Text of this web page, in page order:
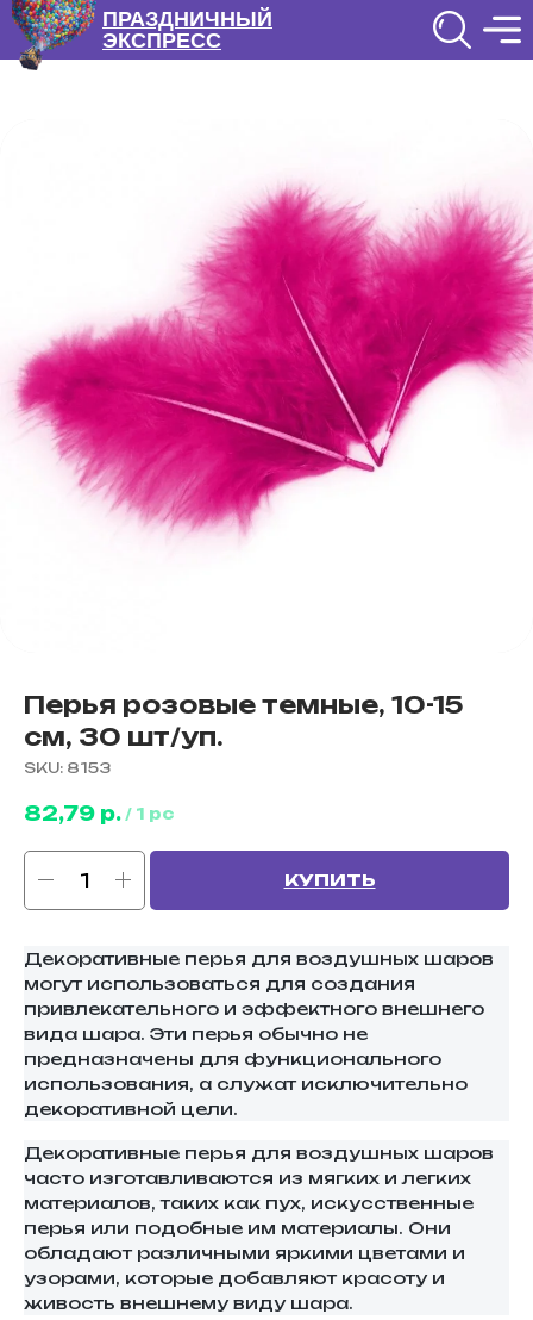
ПРАЗДНИЧНЫЙ
ЭКСПРЕСС
Перья розовые темные, 10-15
см, 30 шт/уп.
SKU: 8153
82,79 р. / 1 pc
КУПИТЬ
Декоративные перья для воздушных шаров
могут использоваться для создания
привлекательного и эффектного внешнего
вида шара. Эти перья обычно не
предназначены для функционального
использования, а служат исключительно
декоративной цели.
Декоративные перья для воздушных шаров
часто изготавливаются из мягких и легких
материалов, таких как пух, искусственные
перья или подобные им материалы. Они
обладают различными яркими цветами и
узорами, которые добавляют красоту и
живость внешнему виду шара.